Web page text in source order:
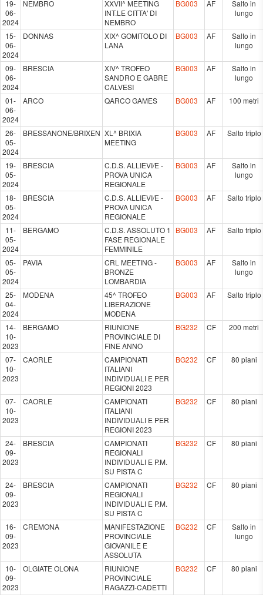
19-
06-
2024
NEMBRO
XXVII^ MEETING
INT.LE CITTA' DI
NEMBRO
BG003 AF
Salto in
lungo
15-
06-
2024
DONNAS
XIX^ GOMITOLO DI
LANA
BG003 AF
Salto in
lungo
09-
06-
2024
BRESCIA
XIV^ TROFEO
SANDRO E GABRE
CALVESI
BG003 AF
Salto in
lungo
01-
06-
2024
ARCO QARCO GAMES BG003 AF 100 metri
26-
05-
2024
BRESSANONE/BRIXEN XL^ BRIXIA
MEETING
BG003 AF Salto triplo
19-
05-
2024
BRESCIA
C.D.S. ALLIEVI/E -
PROVA UNICA
REGIONALE
BG003 AF
Salto in
lungo
18-
05-
2024
BRESCIA
C.D.S. ALLIEVI/E -
PROVA UNICA
REGIONALE
BG003 AF Salto triplo
11-
05-
2024
BERGAMO
C.D.S. ASSOLUTO 1
FASE REGIONALE
FEMMINILE
BG003 AF Salto triplo
05-
05-
2024
PAVIA
CRL MEETING -
BRONZE
LOMBARDIA
BG003 AF
Salto in
lungo
25-
04-
2024
MODENA
45^ TROFEO
LIBERAZIONE
MODENA
BG003 AF Salto triplo
14-
10-
2023
BERGAMO
RIUNIONE
PROVINCIALE DI
FINE ANNO
BG232 CF 200 metri
07-
10-
2023
CAORLE
CAMPIONATI
ITALIANI
INDIVIDUALI E PER
REGIONI 2023
BG232 CF 80 piani
07-
10-
2023
CAORLE
CAMPIONATI
ITALIANI
INDIVIDUALI E PER
REGIONI 2023
BG232 CF 80 piani
24-
09-
2023
BRESCIA
CAMPIONATI
REGIONALI
INDIVIDUALI E P.M.
SU PISTA C
BG232 CF 80 piani
24-
09-
2023
BRESCIA
CAMPIONATI
REGIONALI
INDIVIDUALI E P.M.
SU PISTA C
BG232 CF 80 piani
16-
09-
2023
CREMONA
MANIFESTAZIONE
PROVINCIALE
GIOVANILE E
ASSOLUTA
BG232 CF
Salto in
lungo
10-
09-
2023
OLGIATE OLONA
RIUNIONE
PROVINCIALE
RAGAZZI-CADETTI
BG232 CF 80 piani